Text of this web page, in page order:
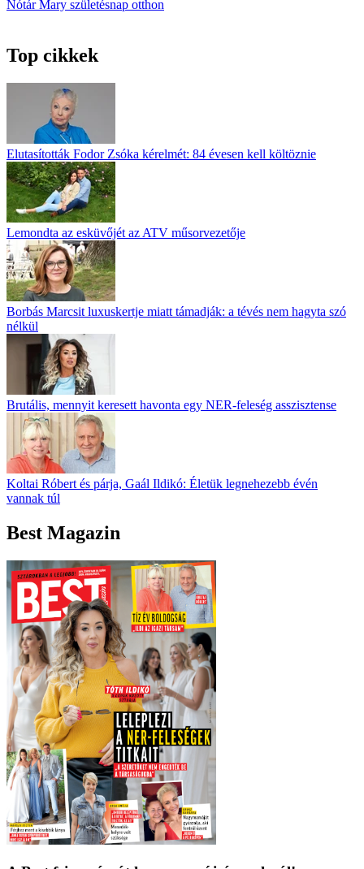
Nótár Mary születésnap otthon
Top cikkek
Elutasították Fodor Zsóka kérelmét: 84 évesen kell költöznie
Lemondta az esküvőjét az ATV műsorvezetője
Borbás Marcsit luxuskertje miatt támadják: a tévés nem hagyta szó
nélkül
Brutális, mennyit keresett havonta egy NER-feleség asszisztense
Koltai Róbert és párja, Gaál Ildikó: Életük legnehezebb évén
vannak túl
Best Magazin